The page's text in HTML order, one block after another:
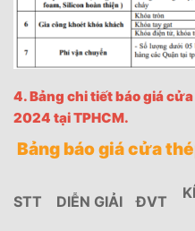
4. Bảng chi tiết báo giá
2024 tại TPHCM.
Bảng báo giá cửa
STT DIỄN GIẢI ĐVT